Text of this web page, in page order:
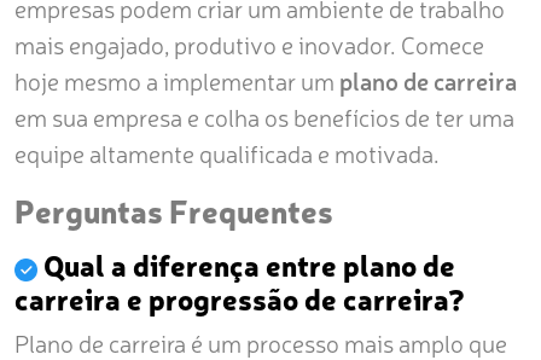
empresas podem criar um ambiente de trabalho
mais engajado, produtivo e inovador. Comece
hoje mesmo a implementar um plano de carreira
em sua empresa e colha os benefícios de ter uma
equipe altamente qualificada e motivada.
Perguntas Frequentes
Qual a diferença entre plano de
carreira e progressão de carreira?
Plano de carreira é um processo mais amplo que